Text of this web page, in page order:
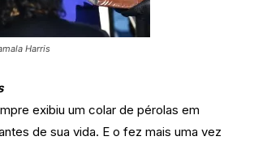
Harris
exibiu um colar de pérolas em
de sua vida. E o fez mais uma vez